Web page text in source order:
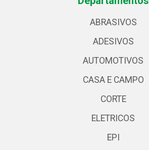
ABRASIVOS
ADESIVOS
AUTOMOTIVOS
CASA E CAMPO
CORTE
ELETRICOS
EPI